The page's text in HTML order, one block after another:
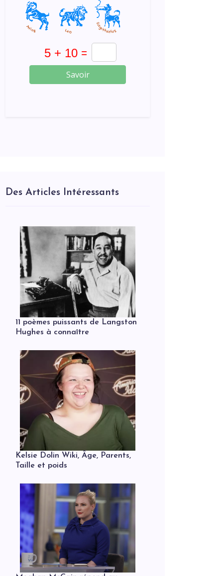
Savoir
Des Articles Intéressants
11 poèmes puissants de Langston
Hughes à connaître
Kelsie Dolin Wiki, Âge, Parents,
Taille et poids